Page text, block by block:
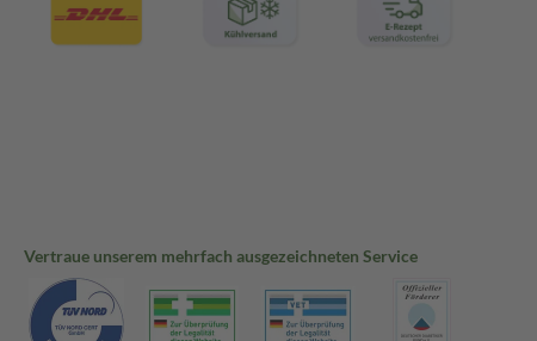
Vertraue unserem mehrfach ausgezeichneten Service